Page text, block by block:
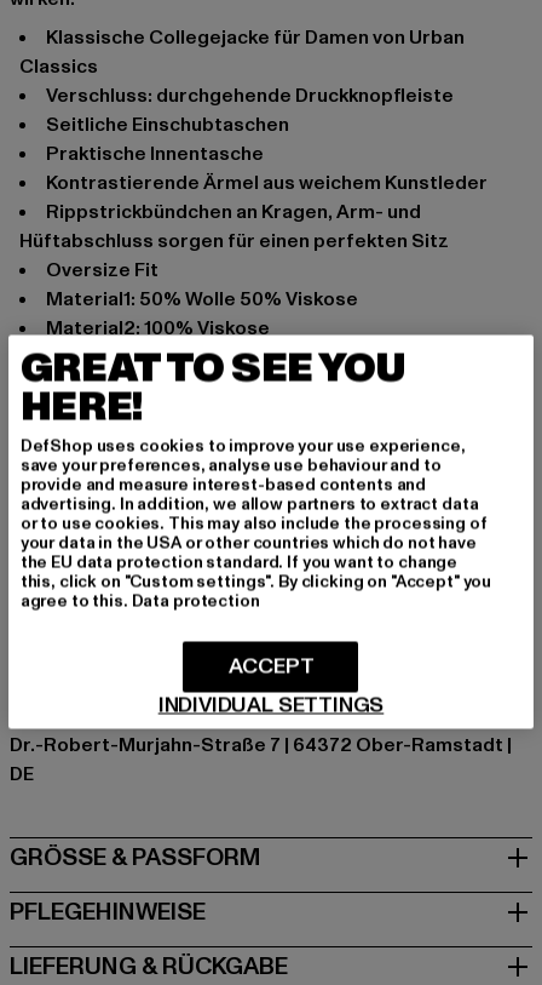
Klassische Collegejacke für Damen von Urban
Classics
Verschluss: durchgehende Druckknopfleiste
Seitliche Einschubtaschen
Praktische Innentasche
Kontrastierende Ärmel aus weichem Kunstleder
Rippstrickbündchen an Kragen, Arm- und
Hüftabschluss sorgen für einen perfekten Sitz
Oversize Fit
Material1: 50% Wolle 50% Viskose
Material2: 100% Viskose
Anlass: Alltag
Ausschnitt: Klappkragen
Ärmelart: Langarm
Verschlussarten: Knöpfe
Marke: Urban Classics
Kat.: Collegejacken
Farbe: schwarz
Hersteller Farbe: black/palewhite
Materialzusammensetzung: 50% Wolle, 50% Viskose,
Hersteller: TB International GmbH |info@tbint.de
Dr.-Robert-Murjahn-Straße 7 | 64372 Ober-Ramstadt |
DE
GRÖSSE & PASSFORM
PFLEGEHINWEISE
LIEFERUNG & RÜCKGABE
GREAT TO SEE YOU
HERE!
DefShop uses cookies to improve your use experience,
save your preferences, analyse use behaviour and to
provide and measure interest-based contents and
advertising. In addition, we allow partners to extract data
or to use cookies. This may also include the processing of
your data in the USA or other countries which do not have
the EU data protection standard. If you want to change
this, click on "Custom settings". By clicking on "Accept" you
agree to this. Data protection
INDIVIDUAL SETTINGS
ACCEPT